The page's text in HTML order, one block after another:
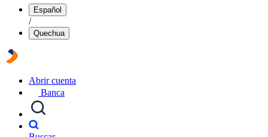
Español
/
Quechua
Abrir cuenta
Banca